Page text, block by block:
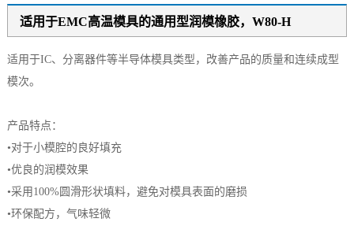
适用于EMC高温模具的通用型润模橡胶，W80-H
适用于IC、分离器件等半导体模具类型，改善产品的质量和连续成型
模次。
产品特点：
•对于小模腔的良好填充
•优良的润模效果
•采用100%圆滑形状填料，避免对模具表面的磨损
•环保配方，气味轻微